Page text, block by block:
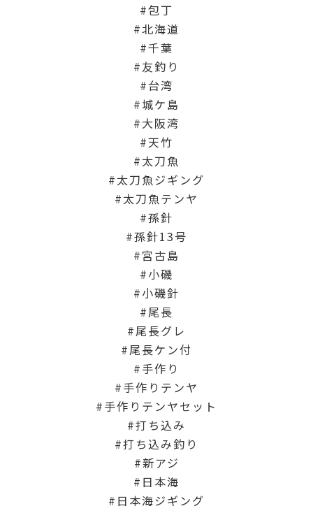
包丁
北海道
千葉
友釣り
台湾
城ケ島
大阪湾
天竹
太刀魚
太刀魚ジギング
太刀魚テンヤ
孫針
孫針13号
宮古島
小磯
小磯針
尾長
尾長グレ
尾長ケン付
手作り
手作りテンヤ
手作りテンヤセット
打ち込み
打ち込み釣り
新アジ
日本海
日本海ジギング